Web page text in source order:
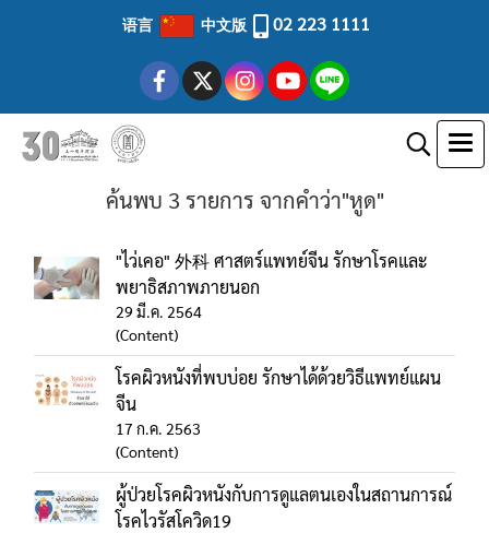
语言 中文版 02 223 1111
ค้นพบ 3 รายการ จากคำว่า"หูด"
"ไว่เคอ" 外科 ศาสตร์แพทย์จีน รักษาโรคและ
พยาธิสภาพภายนอก
29 มี.ค. 2564
(Content)
โรคผิวหนังที่พบบ่อย รักษาได้ด้วยวิธีแพทย์แผน
จีน
17 ก.ค. 2563
(Content)
ผู้ป่วยโรคผิวหนังกับการดูแลตนเองในสถานการณ์
โรคไวรัสโควิด19